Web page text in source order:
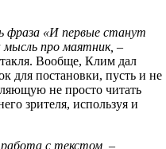
фраза «И первые станут
мысль про маятник, –
Вообще, Клим дал
для постановки, пусть и не
не просто читать
зрителя, используя и
с текстом, –